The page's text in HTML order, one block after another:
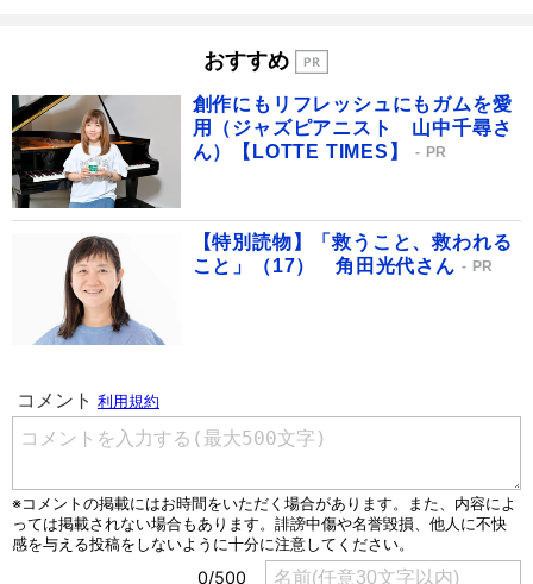
おすすめ
創作にもリフレッシュにもガムを愛
用（ジャズピアニスト 山中千尋さ
ん）【LOTTE TIMES】
PR
【特別読物】「救うこと、救われる
こと」（17） 角田光代さん
PR